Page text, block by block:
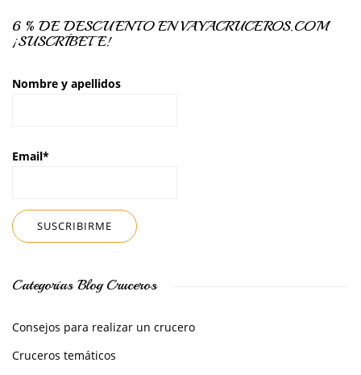
6 % DE DESCUENTO EN VAYACRUCEROS.COM
¡SUSCRÍBETE!
Nombre y apellidos
Email*
Categorías Blog Cruceros
Consejos para realizar un crucero
Cruceros temáticos